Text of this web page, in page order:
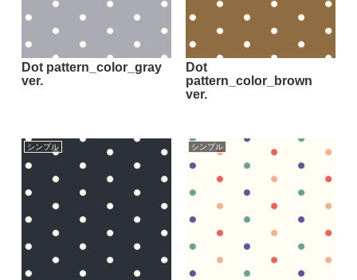
Dot pattern_color_gray
ver.
Dot
pattern_color_brown
ver.
シンプル シンプル